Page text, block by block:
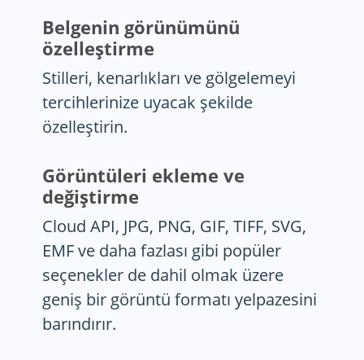
Belgenin görünümünü
özelleştirme
Stilleri, kenarlıkları ve gölgelemeyi
tercihlerinize uyacak şekilde
özelleştirin.
Görüntüleri ekleme ve
değiştirme
Cloud API, JPG, PNG, GIF, TIFF, SVG,
EMF ve daha fazlası gibi popüler
seçenekler de dahil olmak üzere
geniş bir görüntü formatı yelpazesini
barındırır.